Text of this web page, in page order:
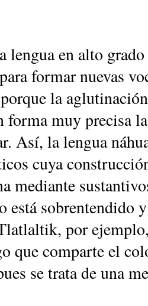
len­gua en al­to
for­mar nue­vas
la
for­ma muy pre­ci­sa
Así, la len­gua
cu­ya
me­dian­te
es­tá so­bren­ten­di­do
por
que com­par­te el
se tra­ta de una